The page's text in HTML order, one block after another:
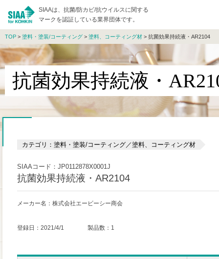
SIAAは、抗菌/防カビ/抗ウイルスに関する
マークを認証している業界団体です。
TOP > 塗料・塗装/コーティング > 塗料、コーティング材 > 抗菌効果持続液・AR2104
抗菌効果持続液・
カテゴリ：塗料・塗装/コーティング／塗料、コーティング材
SIAAコード：JP0112878X0001J
抗菌効果持続液・AR2104
メーカー名：株式会社エービーシー商会
登録日：2021/4/1 製品数：1